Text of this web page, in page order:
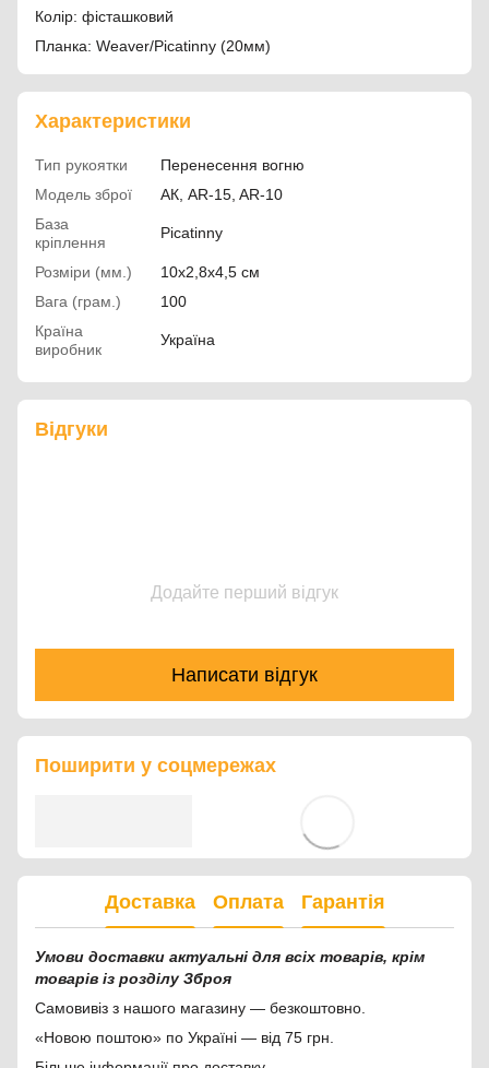
Колір: фісташковий
Планка: Weaver/Picatinny (20мм)
Характеристики
Тип рукоятки
Перенесення вогню
Модель зброї
АК, AR-15, AR-10
База
кріплення
Picatinny
Розміри (мм.)
10х2,8х4,5 см
Вага (грам.)
100
Країна
виробник
Україна
Відгуки
Додайте перший відгук
Написати відгук
Поширити у соцмережах
Доставка Оплата Гарантія
Умови доставки актуальні для всіх товарів, крім
товарів із розділу Зброя
Самовивіз з нашого магазину — безкоштовно.
«Новою поштою» по Україні — від 75 грн.